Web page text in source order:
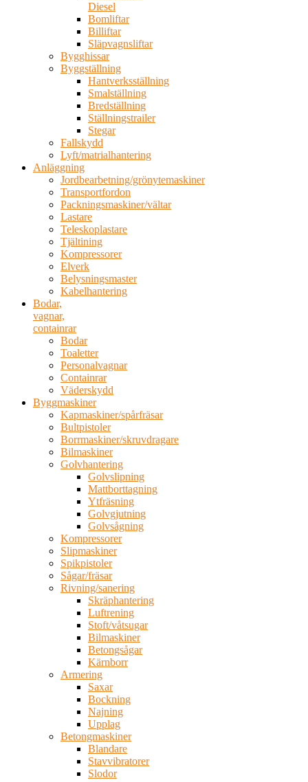
Diesel
Bomliftar
Billiftar
Släpvagnsliftar
Bygghissar
Byggställning
Hantverksställning
Smalställning
Bredställning
Ställningstrailer
Stegar
Fallskydd
Lyft/matrialhantering
Anläggning
Jordbearbetning/grönytemaskiner
Transportfordon
Packningsmaskiner/vältar
Lastare
Teleskoplastare
Tjältining
Kompressorer
Elverk
Belysningsmaster
Kabelhantering
Bodar,
vagnar,
containrar
Bodar
Toaletter
Personalvagnar
Containrar
Väderskydd
Byggmaskiner
Kapmaskiner/spårfräsar
Bultpistoler
Borrmaskiner/skruvdragare
Bilmaskiner
Golvhantering
Golvslipning
Mattborttagning
Ytfräsning
Golvgjutning
Golvsågning
Kompressorer
Slipmaskiner
Spikpistoler
Sågar/fräsar
Rivning/sanering
Skräphantering
Luftrening
Stoft/våtsugar
Bilmaskiner
Betongsågar
Kärnborr
Armering
Saxar
Bockning
Najning
Upplag
Betongmaskiner
Blandare
Stavvibratorer
Slodor